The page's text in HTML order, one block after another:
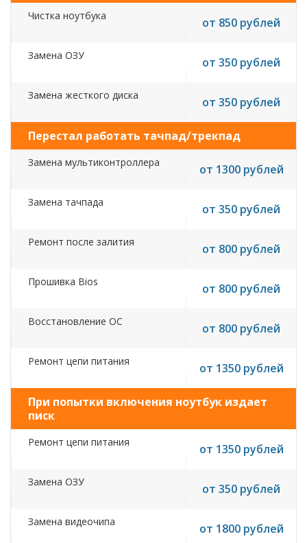
Чистка ноутбука от 850 рублей
Замена ОЗУ от 350 рублей
Замена жесткого диска от 350 рублей
Перестал работать тачпад/трекпад
Замена мультиконтроллера от 1300 рублей
Замена тачпада от 350 рублей
Ремонт после залития от 800 рублей
Прошивка Bios от 800 рублей
Восстановление ОС от 800 рублей
Ремонт цепи питания от 1350 рублей
При попытки включения ноутбук издает
писк
Ремонт цепи питания от 1350 рублей
Замена ОЗУ от 350 рублей
Замена видеочипа от 1800 рублей